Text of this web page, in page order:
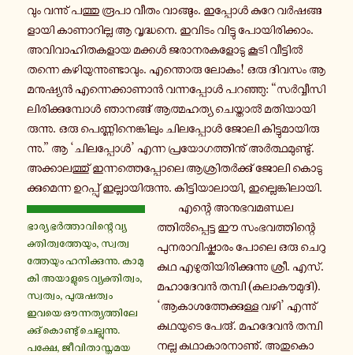
വും വ­ന്നു് പത്തു രൂപാ വീതം വാ­ങ്ങും. ഇ­പ്പോൾ കുറേ വർ­ഷ­ങ്ങ­
ളാ­യി കാ­ണാ­റി­ല്ല ആ വൃ­ദ്ധ­നെ. ഇവിടം വി­ട്ടു പോ­യി­രി­ക്കാം.
അ­വി­വാ­ഹി­ത­ക­ളാ­യ മക്കൾ ജ­രാ­ന­ര­ക­ളോ­ടു കൂടി വീ­ട്ടിൽ
തന്നെ ക­ഴി­യു­ന്നു­ണ്ടാ­വും. എ­ന്തൊ­രു ലോകം! ഒരു ദിവസം ആ
മ­നു­ഷ്യൻ എ­ന്നെ­ക്കാ­ണാൻ വ­ന്ന­പ്പോൾ പ­റ­ഞ്ഞു: “സർ­വ്വീ­സി­
ലി­രി­ക്കു­മ്പോൾ ഞാ­ന­ങ്ങ് ആ­ത്മ­ഹ­ത്യ ചെ­യ്താൽ മ­തി­യാ­യി­
രു­ന്നു. ഒരു പെ­ണ്ണി­നെ­ങ്കി­ലും ചി­ല­പ്പോൾ ജോലി കി­ട്ടു­മാ­യി­രു­
ന്നു.” ആ ‘ചി­ല­പ്പോൾ’ എന്ന പ്ര­യോ­ഗ­ത്തി­നു് അർ­ത്ഥ­മു­ണ്ടു്.
അ­ക്കാ­ല­ത്തു് ഇ­ന്ന­ത്തെ­പ്പോ­ലെ ആ­ശ്രി­തർ­ക്കു് ജോലി കൊ­ടു­
ക്കു­മെ­ന്ന ഉ­റ­പ്പു് ഇ­ല്ലാ­യി­രു­ന്നു. കി­ട്ടി­യാ­ലാ­യി, ഇ­ല്ലെ­ങ്കി­ലാ­യി.
ഭാര്യ ഭർ­ത്താ­വി­ന്റെ വ്യ­
ക്തി­ത്വ­ത്തേ­യും, സ്വ­ത്വ­
ത്തേ­യും ഹ­നി­ക്കു­ന്നു. കാ­മു­
കി അ­യാ­ളു­ടെ വ്യ­ക്തി­ത്വം,
സ്വ­ത്വം, പു­രു­ഷ­ത്വം
ഇവയെ ഔ­ന്ന­ത്യ­ത്തി­ലേ­
ക്കു് കൊ­ണ്ടു് ചെ­ല്ലു­ന്നു.
പക്ഷേ, ജീ­വി­താ­സ്ത­മ­യ­
എന്റെ അ­നു­ഭ­വ­മ­ണ്ഡ­ല­
ത്തിൽ­പ്പെ­ട്ട ഈ സം­ഭ­വ­ത്തി­ന്റെ
പു­ന­രാ­വി­ഷ്കാ­രം പോലെ ഒരു ചെ­റു­
ക­ഥ എ­ഴു­തി­യി­രി­ക്കു­ന്നു ശ്രീ. എസ്.
മ­ഹാ­ദേ­വൻ തമ്പി (ക­ലാ­കൗ­മു­ദി).
‘ആ­കാ­ശ­ത്തേ­ക്കു­ള്ള വഴി’ എ­ന്നു്
ക­ഥ­യു­ടെ പേരു്. മ­ഹ­ദേ­വൻ തമ്പി
നല്ല ക­ഥാ­കാ­ര­നാ­ണു്. അ­തു­കൊ­